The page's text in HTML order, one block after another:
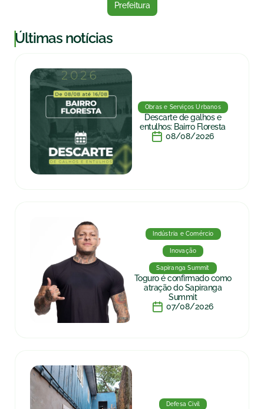
Prefeitura
|Últimas notícias
Obras e Serviços Urbanos
Descarte de galhos e
entulhos: Bairro Floresta
08/08/2026
Indústria e Comércio
Inovação
Sapiranga Summit
Toguro é confirmado como
atração do Sapiranga
Summit
07/08/2026
Defesa Civil